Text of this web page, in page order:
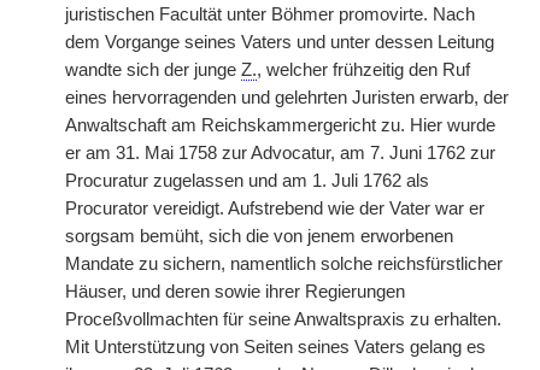
juristischen Facultät unter Böhmer promovirte. Nach
dem Vorgange seines Vaters und unter dessen Leitung
wandte sich der junge Z., welcher frühzeitig den Ruf
eines hervorragenden und gelehrten Juristen erwarb, der
Anwaltschaft am Reichskammergericht zu. Hier wurde
er am 31. Mai 1758 zur Advocatur, am 7. Juni 1762 zur
Procuratur zugelassen und am 1. Juli 1762 als
Procurator vereidigt. Aufstrebend wie der Vater war er
sorgsam bemüht, sich die von jenem erworbenen
Mandate zu sichern, namentlich solche reichsfürstlicher
Häuser, und deren sowie ihrer Regierungen
Proceßvollmachten für seine Anwaltspraxis zu erhalten.
Mit Unterstützung von Seiten seines Vaters gelang es